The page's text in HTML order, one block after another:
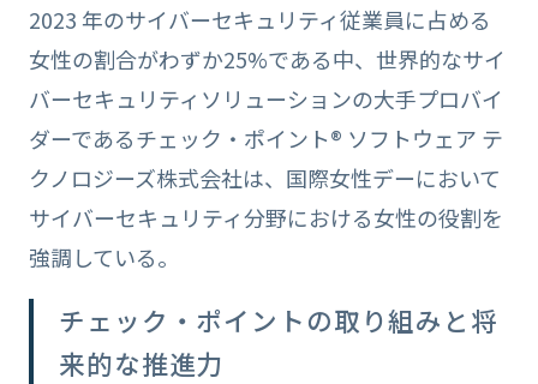
2023 年のサイバーセキュリティ従業員に占める
女性の割合がわずか25%である中、世界的なサイ
バーセキュリティソリューションの大手プロバイ
ダーであるチェック・ポイント® ソフトウェア テ
クノロジーズ株式会社は、国際女性デーにおいて
サイバーセキュリティ分野における女性の役割を
強調している。
チェック・ポイントの取り組みと将
来的な推進力